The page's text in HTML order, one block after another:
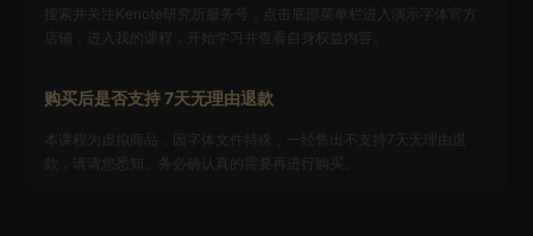
搜索并关注Kenote研究所服务号，点击底部菜单栏进入演示字体官方
店铺，进入我的课程，开始学习并查看自身权益内容。
购买后是否支持 7天无理由退款
本课程为虚拟商品，因字体文件特殊，一经售出不支持7天无理由退
款，请请您悉知。务必确认真的需要再进行购买。